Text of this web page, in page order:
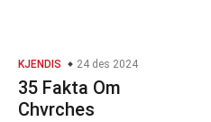
KJENDIS 24 des 2024
35 Fakta Om
Chvrches